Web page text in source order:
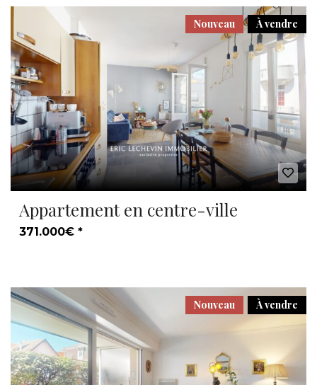
À vendre
Nouveau
Appartement en centre-ville
371.000€ *
À vendre
Nouveau